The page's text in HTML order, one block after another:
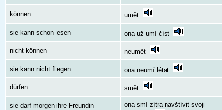
können umět
sie kann schon lesen ona už umí číst
nicht können neumět
sie kann nicht fliegen ona neumí létat
dürfen smět
sie darf morgen ihre Freundin
ona smí zítra navštívit svoji